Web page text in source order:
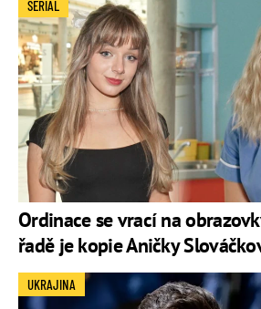
Ordinace se vrací na
řadě je kopie Aničky
SERIÁL
UKRAJINA